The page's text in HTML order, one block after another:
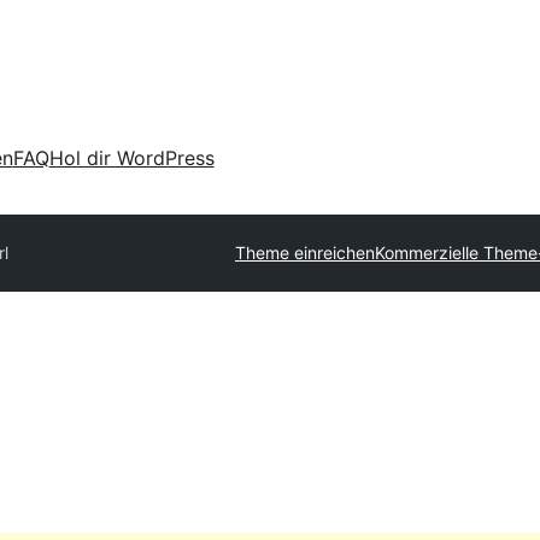
FAQHol dir WordPress
Theme einreichenKommerzielle